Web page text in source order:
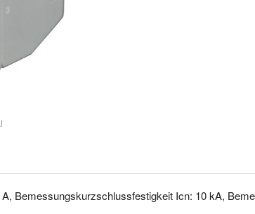
Bemessungskurzschlussfestigkeit Icn: 10 kA,